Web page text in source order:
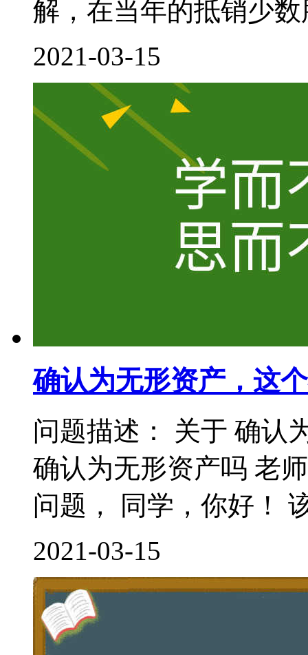
解，在当年的抵销少
2021-03-15
确认为无形资产，这
问题描述： 关于 确认
确认为无形资产吗 老
问题， 同学，你好！
2021-03-15